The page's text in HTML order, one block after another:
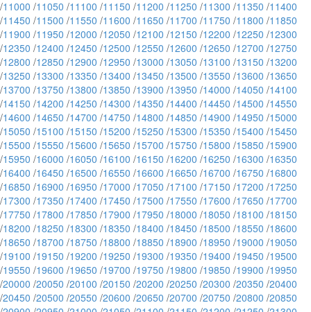
/11000 /11050 /11100 /11150 /11200 /11250 /11300 /11350 /11400
/11450 /11500 /11550 /11600 /11650 /11700 /11750 /11800 /11850
/11900 /11950 /12000 /12050 /12100 /12150 /12200 /12250 /12300
/12350 /12400 /12450 /12500 /12550 /12600 /12650 /12700 /12750
/12800 /12850 /12900 /12950 /13000 /13050 /13100 /13150 /13200
/13250 /13300 /13350 /13400 /13450 /13500 /13550 /13600 /13650
/13700 /13750 /13800 /13850 /13900 /13950 /14000 /14050 /14100
/14150 /14200 /14250 /14300 /14350 /14400 /14450 /14500 /14550
/14600 /14650 /14700 /14750 /14800 /14850 /14900 /14950 /15000
/15050 /15100 /15150 /15200 /15250 /15300 /15350 /15400 /15450
/15500 /15550 /15600 /15650 /15700 /15750 /15800 /15850 /15900
/15950 /16000 /16050 /16100 /16150 /16200 /16250 /16300 /16350
/16400 /16450 /16500 /16550 /16600 /16650 /16700 /16750 /16800
/16850 /16900 /16950 /17000 /17050 /17100 /17150 /17200 /17250
/17300 /17350 /17400 /17450 /17500 /17550 /17600 /17650 /17700
/17750 /17800 /17850 /17900 /17950 /18000 /18050 /18100 /18150
/18200 /18250 /18300 /18350 /18400 /18450 /18500 /18550 /18600
/18650 /18700 /18750 /18800 /18850 /18900 /18950 /19000 /19050
/19100 /19150 /19200 /19250 /19300 /19350 /19400 /19450 /19500
/19550 /19600 /19650 /19700 /19750 /19800 /19850 /19900 /19950
/20000 /20050 /20100 /20150 /20200 /20250 /20300 /20350 /20400
/20450 /20500 /20550 /20600 /20650 /20700 /20750 /20800 /20850